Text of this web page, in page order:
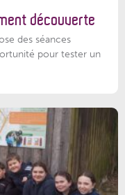
découverte
des séances
pour tester un